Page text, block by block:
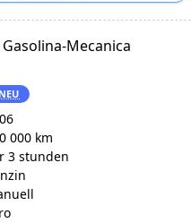
Mecanica
NEU
000 km
3 stunden